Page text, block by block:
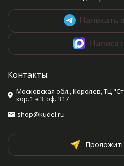
Написать
Контакты:
Московская обл., Королев, ТЦ
кор.1 э.3, оф. 317
shop@kudel.ru